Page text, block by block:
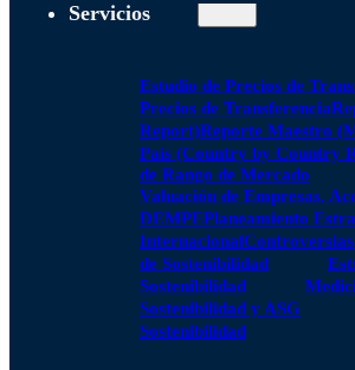
Servicios
Estudio de Precios de
Precios de Transferencia
Report)Reporte Maestro
País (Country by Country
de Rango de Mercado
Valuación de Empresas,
DEMPEPlaneamiento
Internacional
de Sostenibilidad
Sostenibilidad
Sostenibilidad y ASG
Sostenibilidad